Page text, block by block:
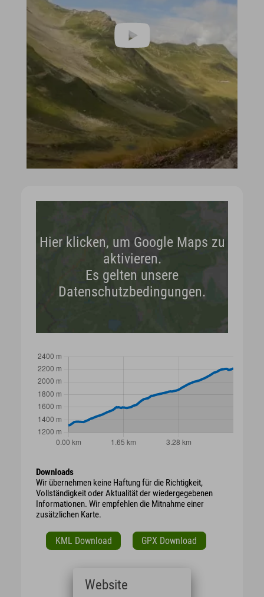
Hier klicken, um Google Maps zu
aktivieren.
Es gelten unsere
Datenschutzbedingungen.
Downloads
Wir übernehmen keine Haftung für die Richtigkeit,
Vollständigkeit oder Aktualität der wiedergegebenen
Informationen. Wir empfehlen die Mitnahme einer
zusätzlichen Karte.
KML Download GPX Download
Website